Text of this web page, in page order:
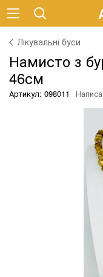
Лікувальні буси
Намисто з
46см
Артикул: 098011